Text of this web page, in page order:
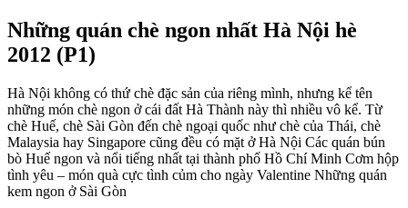
Những quán chè ngon nhất Hà Nội hè
2012 (P1)
Hà Nội không có thứ chè đặc sản của riêng mình, nhưng kể tên
những món chè ngon ở cái đất Hà Thành này thì nhiều vô kể. Từ
chè Huế, chè Sài Gòn đến chè ngoại quốc như chè của Thái, chè
Malaysia hay Singapore cũng đều có mặt ở Hà Nội Các quán bún
bò Huế ngon và nổi tiếng nhất tại thành phố Hồ Chí Minh Cơm hộp
tình yêu – món quà cực tình củm cho ngày Valentine Những quán
kem ngon ở Sài Gòn